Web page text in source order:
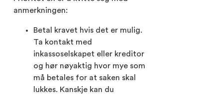
anmerkningen:
Betal kravet hvis det er mulig.
Ta kontakt med
inkassoselskapet eller kreditor
og hør nøyaktig hvor mye som
må betales for at saken skal
lukkes. Kanskje kan du